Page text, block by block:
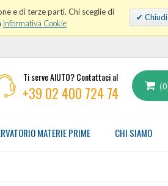
e di terze parti. Chi sceglie di
Informativa Cookie
Chiudi
Ti serve AIUTO? Contattaci al
+39 02 400 724 74 0
CHI SIAMO
MATERIE PRIME